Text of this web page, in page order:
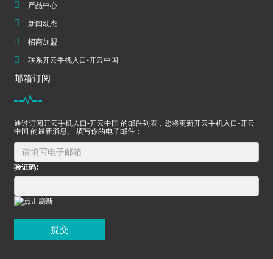
产品中心
新闻动态
招商加盟
联系开云手机入口-开云中国
邮箱订阅
通过订阅开云手机入口-开云中国 的邮件列表，您将更新开云手机入口-开云
中国 的最新消息。 填写你的电子邮件：
验证码:
提交